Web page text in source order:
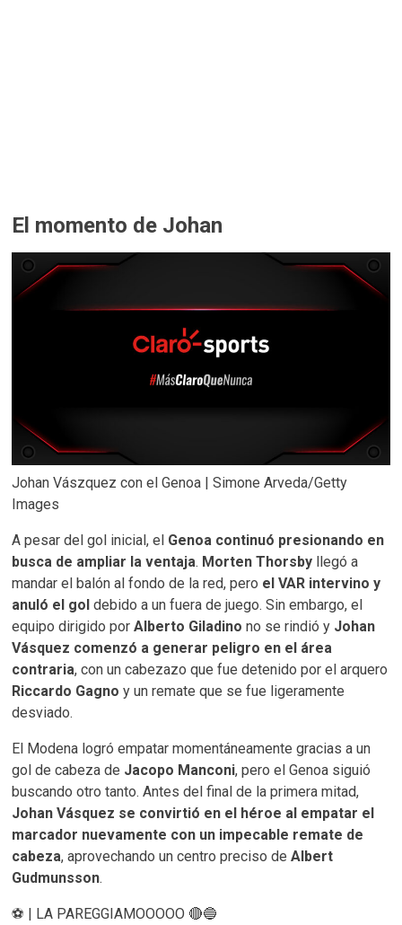
El momento de Johan
Johan Vászquez con el Genoa | Simone Arveda/Getty
Images
A pesar del gol inicial, el Genoa continuó presionando en
busca de ampliar la ventaja. Morten Thorsby llegó a
mandar el balón al fondo de la red, pero el VAR intervino y
anuló el gol debido a un fuera de juego. Sin embargo, el
equipo dirigido porAlberto Giladino no se rindió y Johan
Vásquez comenzó a generar peligro en el área
contraria, con un cabezazo que fue detenido por el arquero
Riccardo Gagno y un remate que se fue ligeramente
desviado.
El Modena logró empatar momentáneamente gracias a un
gol de cabeza de Jacopo Manconi, pero el Genoa siguió
buscando otro tanto. Antes del final de la primera mitad,
Johan Vásquez se convirtió en el héroe al empatar el
marcador nuevamente con un impecable remate de
cabeza, aprovechando un centro preciso deAlbert
Gudmunsson.
⚽️ | LA PAREGGIAMOOOOO 🔴🔵